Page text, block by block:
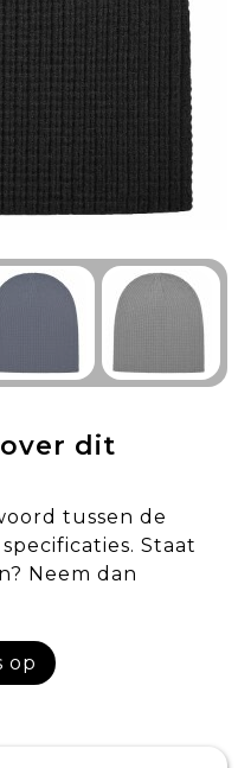
dit
tussen de
Staat
Neem dan
op